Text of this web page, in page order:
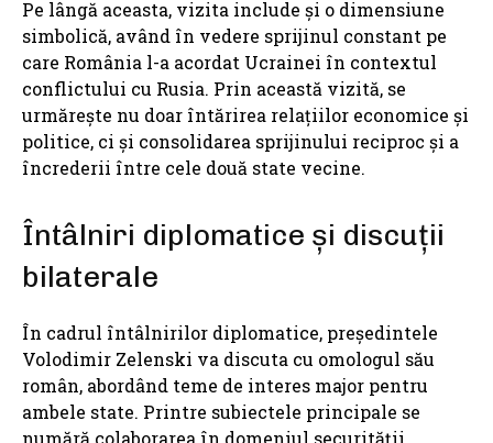
Pe lângă aceasta, vizita include și o dimensiune
simbolică, având în vedere sprijinul constant pe
care România l-a acordat Ucrainei în contextul
conflictului cu Rusia. Prin această vizită, se
urmărește nu doar întărirea relațiilor economice și
politice, ci și consolidarea sprijinului reciproc și a
încrederii între cele două state vecine.
Întâlniri diplomatice și discuții
bilaterale
În cadrul întâlnirilor diplomatice, președintele
Volodimir Zelenski va discuta cu omologul său
român, abordând teme de interes major pentru
ambele state. Printre subiectele principale se